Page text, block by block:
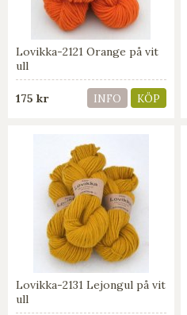
Lovikka-2121 Orange på vit
ull
175 kr INFO KÖP
Lovikka-2131 Lejongul på vit
ull